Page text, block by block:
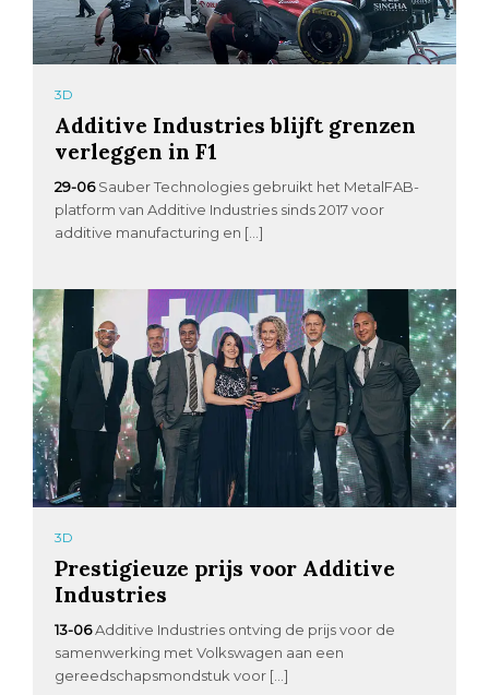
3D
Additive Industries blijft grenzen
verleggen in F1
29-06 Sauber Technologies gebruikt het MetalFAB-
platform van Additive Industries sinds 2017 voor
additive manufacturing en […]
3D
Prestigieuze prijs voor Additive
Industries
13-06Additive Industries ontving de prijs voor de
samenwerking met Volkswagen aan een
gereedschapsmondstuk voor […]